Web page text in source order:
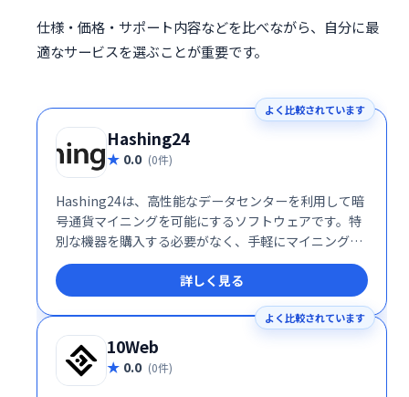
仕様・価格・サポート内容などを比べながら、自分に最
適なサービスを選ぶことが重要です。
よく比較されています
Hashing24
0.0 (0件)
Hashing24は、高性能なデータセンターを利用して暗
号通貨マイニングを可能にするソフトウェアです。特
別な機器を購入する必要がなく、手軽にマイニングを
始められます。獲得したマイニングコインは自動的に
アカウントに反映されます。効率的なマイニングで、
暗号通貨資産の構築をサポートします。
詳しく見る
よく比較されています
10Web
0.0 (0件)